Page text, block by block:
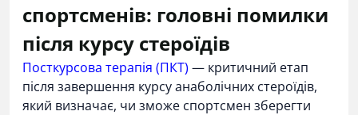
спортсменів: головні помилки
після курсу стероїдів
Посткурсова терапія (ПКТ) — критичний етап
після завершення курсу анаболічних стероїдів,
який визначає, чи зможе спортсмен зберегти